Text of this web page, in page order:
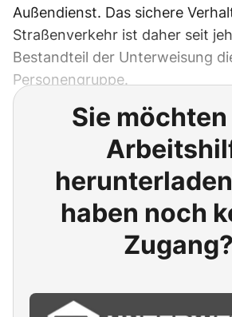
Außendienst. Das sichere
Straßenverkehr ist daher seit
Bestandteil der Unterweisung
Personengruppe.
Sie
haben noch
Zugang?